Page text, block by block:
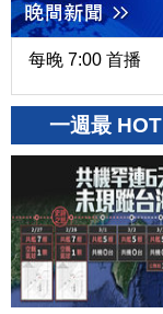
每晚 7:00 首播
一週最 HOT